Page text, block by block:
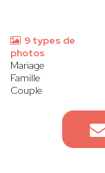
9 types de
photos
Mariage
Famille
Couple